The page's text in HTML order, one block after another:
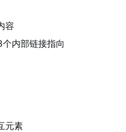
容
内部链接指向
元素